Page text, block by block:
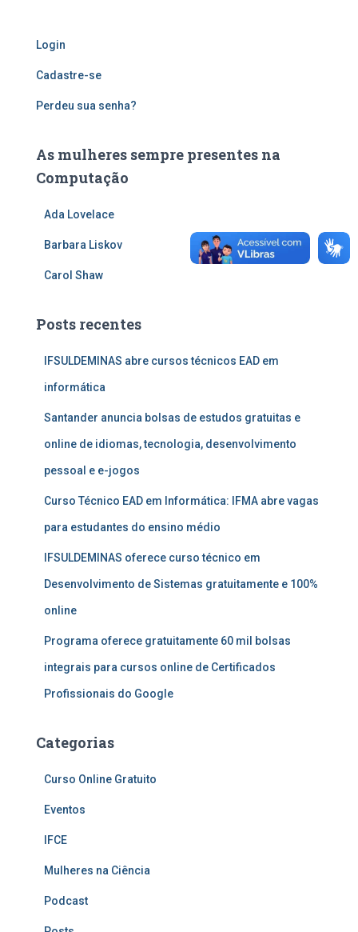
Login
Cadastre-se
Perdeu sua senha?
As mulheres sempre presentes na
Computação
Ada Lovelace
Barbara Liskov
Carol Shaw
Posts recentes
IFSULDEMINAS abre cursos técnicos EAD em
informática
Santander anuncia bolsas de estudos gratuitas e
online de idiomas, tecnologia, desenvolvimento
pessoal e e-jogos
Curso Técnico EAD em Informática: IFMA abre vagas
para estudantes do ensino médio
IFSULDEMINAS oferece curso técnico em
Desenvolvimento de Sistemas gratuitamente e 100%
online
Programa oferece gratuitamente 60 mil bolsas
integrais para cursos online de Certificados
Profissionais do Google
Categorias
Curso Online Gratuito
Eventos
IFCE
Mulheres na Ciência
Podcast